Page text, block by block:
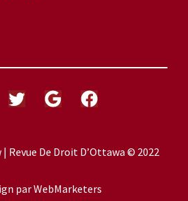
Revue De Droit D’Ottawa © 2022
parWebMarketers